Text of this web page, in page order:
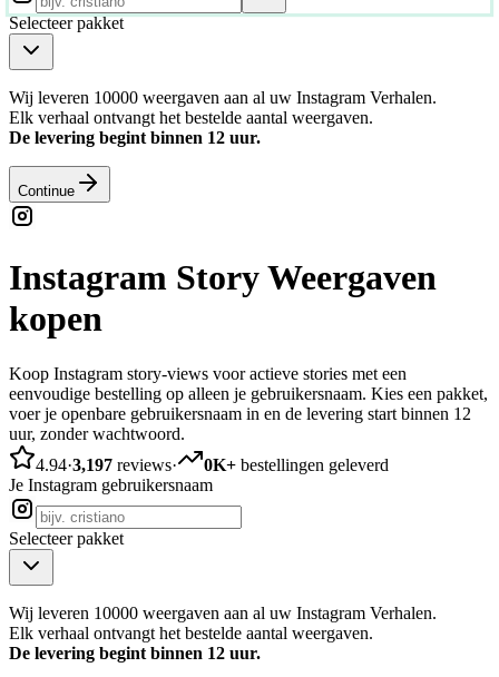
Selecteer pakket
Wij leveren 10000 weergaven aan al uw Instagram Verhalen.
Elk verhaal ontvangt het bestelde aantal weergaven.
De levering begint binnen 12 uur.
Continue
Instagram Story Weergaven
kopen
Koop Instagram story-views voor actieve stories met een
eenvoudige bestelling op alleen je gebruikersnaam. Kies een pakket,
voer je openbare gebruikersnaam in en de levering start binnen 12
uur, zonder wachtwoord.
4.94·3,197 reviews· 0K+ bestellingen geleverd
Je Instagram gebruikersnaam
Selecteer pakket
Wij leveren 10000 weergaven aan al uw Instagram Verhalen.
Elk verhaal ontvangt het bestelde aantal weergaven.
De levering begint binnen 12 uur.